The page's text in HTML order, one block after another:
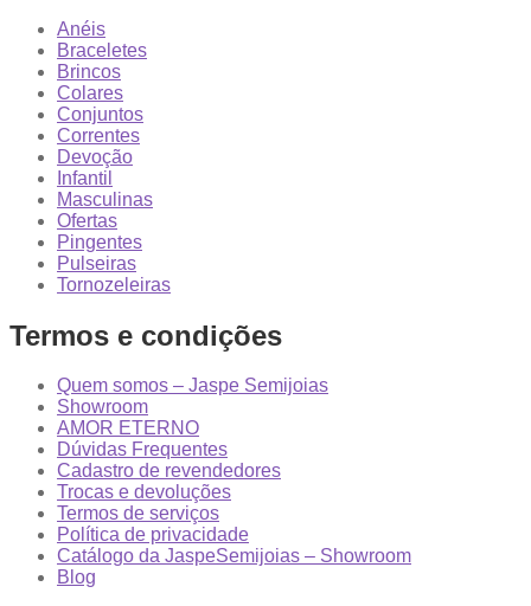
Anéis
Braceletes
Brincos
Colares
Conjuntos
Correntes
Devoção
Infantil
Masculinas
Ofertas
Pingentes
Pulseiras
Tornozeleiras
Termos e condições
Quem somos – Jaspe Semijoias
Showroom
AMOR ETERNO
Dúvidas Frequentes
Cadastro de revendedores
Trocas e devoluções
Termos de serviços
Política de privacidade
Catálogo da JaspeSemijoias – Showroom
Blog